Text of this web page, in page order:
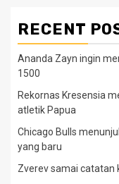
RECENT
Ananda Zayn ingin
1500
Rekornas Kresensia
atletik Papua
Chicago Bulls
yang baru
Zverev samai catatan